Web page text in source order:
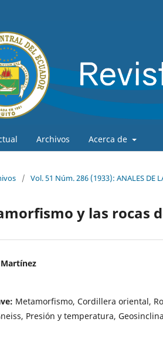
Archivos Acerca de
/ Vol. 51 Núm. 286 (1933): ANALES DE
y las rocas
Metamorfismo, Cordillera oriental,
Presión y temperatura,